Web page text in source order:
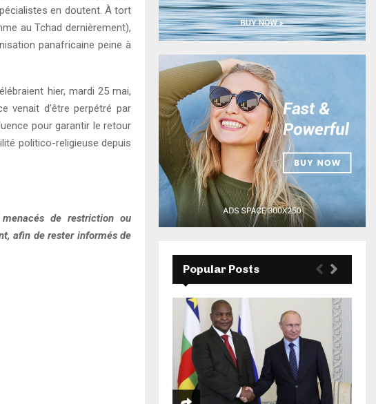
en doutent. À tort
au Tchad dernièrement),
panafricaine peine à
hier, mardi 25 mai,
venait d’être perpétré par
pour garantir le retour
politico-religieuse depuis
de restriction ou
afin de rester informés de
Popular Posts